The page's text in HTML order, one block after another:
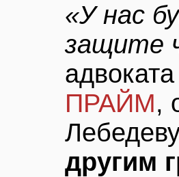
«У нас
защите
ПРАЙМ,
другим